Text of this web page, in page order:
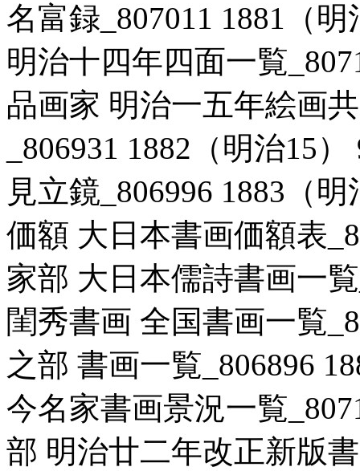
名富録_807011 1881（
明治十四年四面一覧
品画家 明治一五年絵画
_806931 1882（明治15
見立鏡_806996 1883（
価額 大日本書画価額表
家部 大日本儒詩書画一
閨秀書画 全国書画一覧
之部 書画一覧_806896
今名家書画景況一覧
部 明治廿二年改正新版